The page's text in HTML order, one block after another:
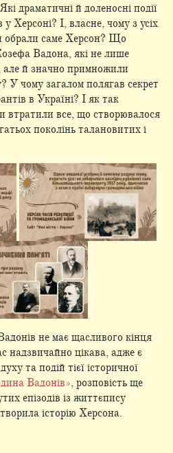
драматичні й доленосні події
Херсоні? І, власне, чому з усіх
обрали саме Херсон? Що
Вадона, які не лише
й значно примножили
У чому загалом полягав секрет
в Україні? І як так
втратили все, що створювалося
поколінь талановитих і
не має щасливого кінця
надзвичайно цікава, адже є
та подій тієї історичної
Вадонів», розповість ще
епізодів із життєпису
історію Херсона.